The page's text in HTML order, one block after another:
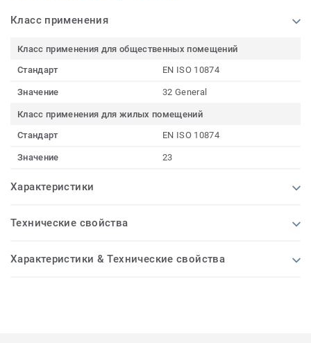
Класс применения
Класс применения для общественных помещений
Стандарт
EN ISO 10874
Значение 32 General
Класс применения для жилых помещений
Стандарт
EN ISO 10874
Значение 23
Характеристики
Технические свойства
Характеристики & Технические свойства